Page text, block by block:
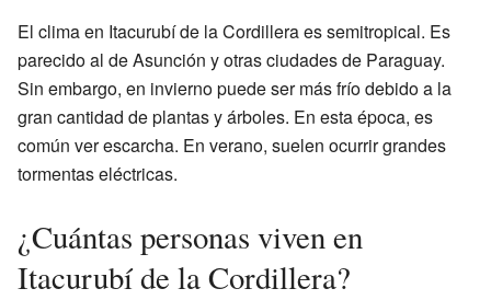
El clima en Itacurubí de la Cordillera es semitropical. Es
parecido al de Asunción y otras ciudades de Paraguay.
Sin embargo, en invierno puede ser más frío debido a la
gran cantidad de plantas y árboles. En esta época, es
común ver escarcha. En verano, suelen ocurrir grandes
tormentas eléctricas.
¿Cuántas personas viven en
Itacurubí de la Cordillera?